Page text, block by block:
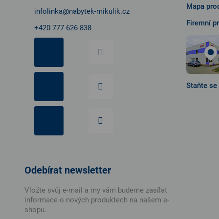
infolinka@nabytek-mikulik.cz
+420 777 626 838
Mapa
Firemní
Staňte
Odebírat newsletter
Vložte svůj e-mail a my vám budeme zasílat
informace o nových produktech na našem e-
shopu.